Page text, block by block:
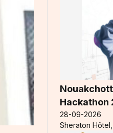
Hackathon
28-09-2026
Sheraton